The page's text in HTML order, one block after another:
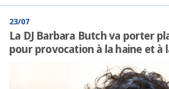
23/07
La DJ Barbara Butch va porter
pour provocation à la haine et à